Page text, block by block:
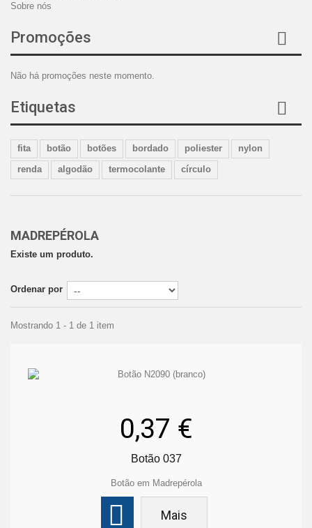
Sobre nós
Promoções
Não há promoções neste momento.
Etiquetas
fita botão botões bordado poliester
nylon
renda
algodão termocolante círculo
MADREPÉROLA
Existe um produto.
Ordenar por
Mostrando 1 - 1 de 1 item
0,37 €
Botão 037
Botão em Madrepérola
Mais